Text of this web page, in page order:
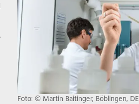
Foto: © Martin Baitinger, Böblingen, DE